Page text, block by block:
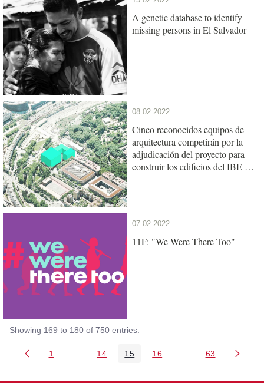
A genetic database to identify
missing persons in El Salvador
08.02.2022
Cinco reconocidos equipos de
arquitectura competirán por la
adjudicación del proyecto para
construir los edificios del IBE y
07.02.2022
11F: "We Were There Too"
Showing 169 to 180 of 750 entries.
Page
1 Intermediate Pages Use TAB to navigate.
Page
14 Page
15 Page
16 Intermediate Pages
Page
63